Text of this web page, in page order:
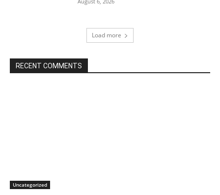
Load more
RECENT COMMENTS
Uncategorized